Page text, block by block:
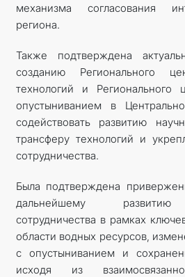
механизма согласования
региона.
Также подтверждена
созданию Регионального
технологий и
опустыниванием в
содействовать развитию
трансферу технологий и
сотрудничества.
Была подтверждена
дальнейшему развитию
сотрудничества в рамках
области водных ресурсов,
с опустыниванием и
исходя из